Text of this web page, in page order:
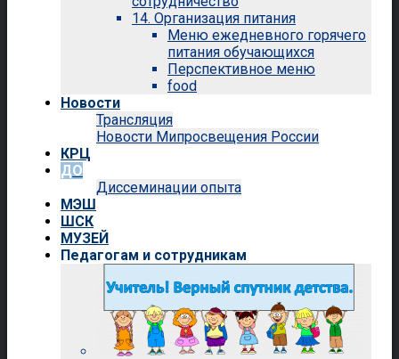
14. Организация питания
Меню ежедневного горячего
питания обучающихся
Перспективное меню
food
Новости
Трансляция
Новости Мипросвещения России
КРЦ
ДО
Диссеминации опыта
МЭШ
ШСК
МУЗЕЙ
Педагогам и сотрудникам